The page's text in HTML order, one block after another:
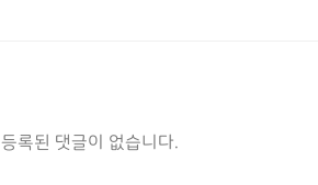
등록된 댓글이 없습니다.